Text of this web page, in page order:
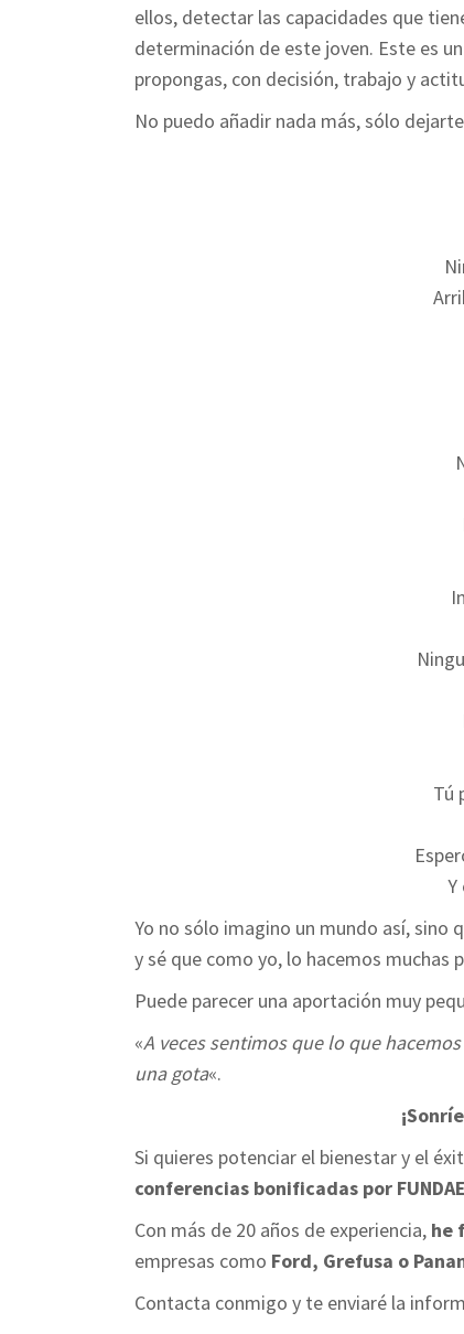
ellos, detectar las capacidades que
determinación de este joven. Este es
propongas, con decisión, trabajo y
No puedo añadir nada más, sólo
Tú
Y
Yo no sólo imagino un mundo así, sino
y sé que como yo, lo hacemos muchas
Puede parecer una aportación muy
«A veces sentimos que lo que
una gota«.
Si quieres potenciar el bienestar y el
conferencias bonificadas por FUNDAE
Con más de 20 años de experiencia, he
empresas como Ford, Grefusa o
Contacta conmigo y te enviaré la